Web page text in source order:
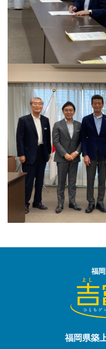
福
福岡県築